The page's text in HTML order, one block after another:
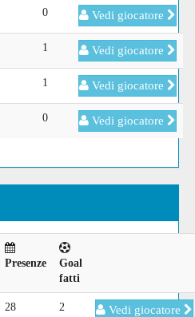
0 Vedi giocatore
1 Vedi giocatore
1 Vedi giocatore
0 Vedi giocatore
Presenze
Goal
fatti
28 2 Vedi giocatore